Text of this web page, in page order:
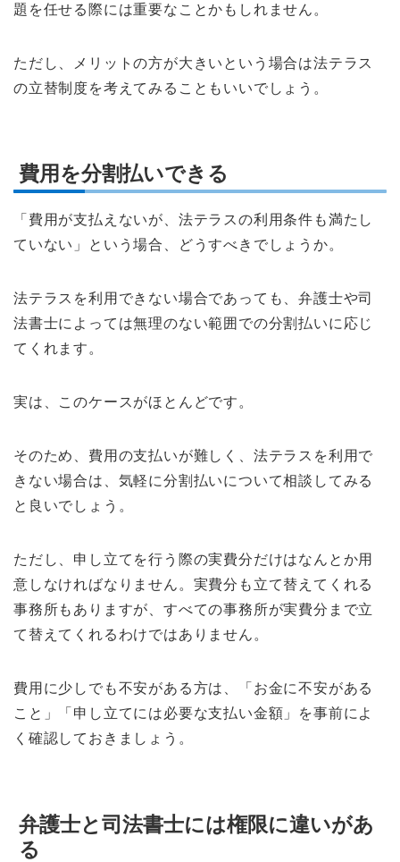
題を任せる際には重要なことかもしれません。
ただし、メリットの方が大きいという場合は法テラス
の立替制度を考えてみることもいいでしょう。
費用を分割払いできる
「費用が支払えないが、法テラスの利用条件も満たし
ていない」という場合、どうすべきでしょうか。
法テラスを利用できない場合であっても、弁護士や司
法書士によっては無理のない範囲での分割払いに応じ
てくれます。
実は、このケースがほとんどです。
そのため、費用の支払いが難しく、法テラスを利用で
きない場合は、気軽に分割払いについて相談してみる
と良いでしょう。
ただし、申し立てを行う際の実費分だけはなんとか用
意しなければなりません。実費分も立て替えてくれる
事務所もありますが、すべての事務所が実費分まで立
て替えてくれるわけではありません。
費用に少しでも不安がある方は、「お金に不安がある
こと」「申し立てには必要な支払い金額」を事前によ
く確認しておきましょう。
弁護士と司法書士には権限に違いがあ
る